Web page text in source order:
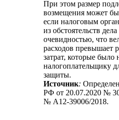
При этом размер
возмещения может
если налоговым
из обстоятельств
очевидностью, что
расходов превышает
затрат, которые было
налогоплательщику
защиты.
Источник:
РФ от 20.07.2020 №
№ А12-39006/2018.